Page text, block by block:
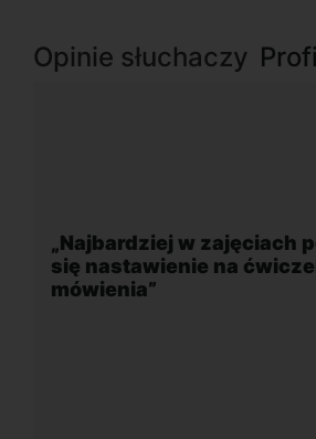
Opinie słuchaczy
podoba mi
położona